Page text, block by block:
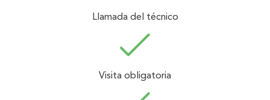
Llamada del técnico
Visita obligatoria